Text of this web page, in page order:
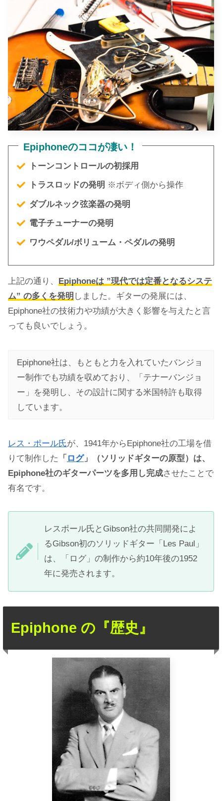
Epiphoneのココが凄い！
トーンコントロールの初採用
トラスロッドの発明 ※ボディ側から操作
ダブルネック弦楽器の発明
電子チューナーの発明
ワウペダル/ボリューム・ペダルの発明
上記の通り、
Epiphoneは ”現代では定番となるシステ
ム” の多くを発明 しました。ギターの発展には、
Epiphone社の技術力や功績が大きく影響を与えたと言
っても良いでしょう。
Epiphone社は、もともと力を入れていたバンジョ
ー制作でも功績を収めており、「テナーバンジョ
ー」を発明し、その設計に関する米国特許も取得
しています。
レス・ポール氏が、1941年からEpiphone社の工場を借
りて制作した
「 ログ」（ソリッドギターの原型）は、
Epiphone社のギターパーツを多用し完成させたことで
有名です。
レスポール氏とGibson社の共同開発によ
るGibson初のソリッドギター「Les Paul」
は、「ログ」の制作から約10年後の1952
年に発売されます。
Epiphone の『歴史』